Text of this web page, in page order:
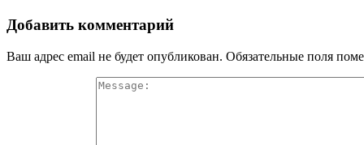
Добавить комментарий
Ваш адрес email не будет опубликован. Обязательные поля